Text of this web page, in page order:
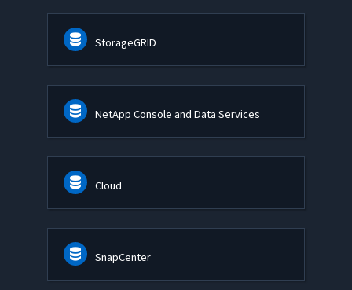
StorageGRID
NetApp Console and Data Services
Cloud
SnapCenter